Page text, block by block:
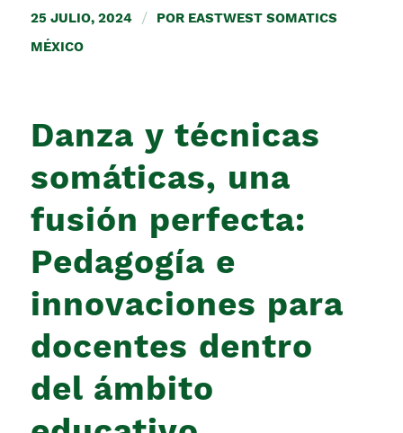
25 JULIO, 2024 / POR EASTWEST SOMATICS
MÉXICO
Danza y técnicas
somáticas, una
fusión perfecta:
Pedagogía e
innovaciones para
docentes dentro
del ámbito